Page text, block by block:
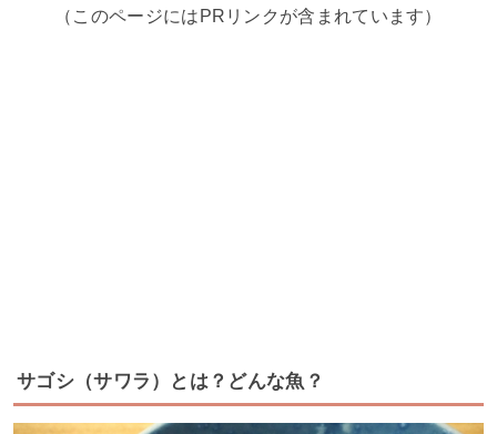
（このページにはPRリンクが含まれています）
サゴシ（サワラ）とは？どんな魚？